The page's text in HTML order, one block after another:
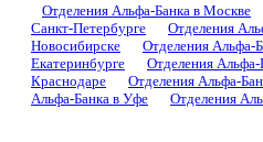
Отделения Альфа-Банка в Москве
Санкт-Петербурге
Отделения
Новосибирске
Отделения Альфа-
Екатеринбурге
Отделения Альфа-
Краснодаре
Отделения Альфа-
Альфа-Банка в Уфе
Отделения